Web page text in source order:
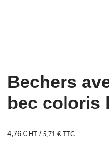
Bechers
bec coloris
4,76 € HT / 5,71 € TTC